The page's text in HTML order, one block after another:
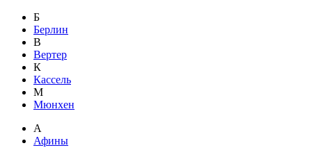
Б
Берлин
В
Вертер
К
Кассель
М
Мюнхен
А
Афины